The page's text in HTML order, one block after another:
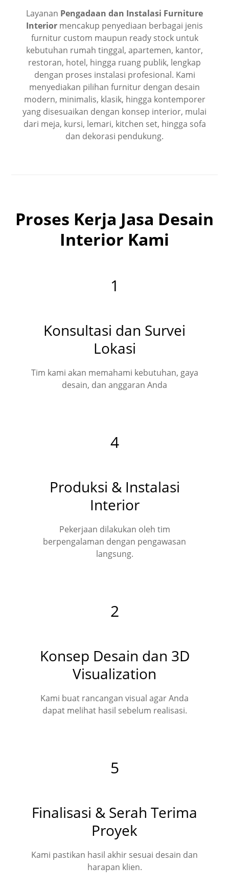
Layanan Pengadaan dan Instalasi Furniture
Interior mencakup penyediaan berbagai jenis
furnitur custom maupun ready stock untuk
kebutuhan rumah tinggal, apartemen, kantor,
restoran, hotel, hingga ruang publik, lengkap
dengan proses instalasi profesional. Kami
menyediakan pilihan furnitur dengan desain
modern, minimalis, klasik, hingga kontemporer
yang disesuaikan dengan konsep interior, mulai
dari meja, kursi, lemari, kitchen set, hingga sofa
dan dekorasi pendukung.
Proses Kerja Jasa Desain
Interior Kami
1
Konsultasi dan Survei
Lokasi
Tim kami akan memahami kebutuhan, gaya
desain, dan anggaran Anda
4
Produksi & Instalasi
Interior
Pekerjaan dilakukan oleh tim
berpengalaman dengan pengawasan
langsung.
2
Konsep Desain dan 3D
Visualization
Kami buat rancangan visual agar Anda
dapat melihat hasil sebelum realisasi.
5
Finalisasi & Serah Terima
Proyek
Kami pastikan hasil akhir sesuai desain dan
harapan klien.